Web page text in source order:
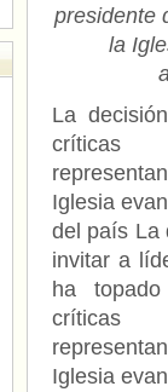
presidente
la
La
Iglesia
del país La
invitar a
ha
Iglesia